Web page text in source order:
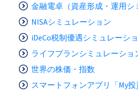
金融電卓（資産形成・運用シ
NISAシミュレーション
iDeCo税制優遇シミュレーシ
ライフプランシミュレーショ
世界の株価・指数
スマートフォンアプリ「My投